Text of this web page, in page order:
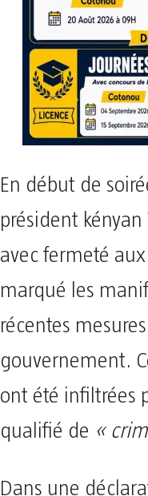
En début de
président
avec fermeté
marqué les
récentes
gouvernement.
ont été infiltrées
qualifié de «
Dans une